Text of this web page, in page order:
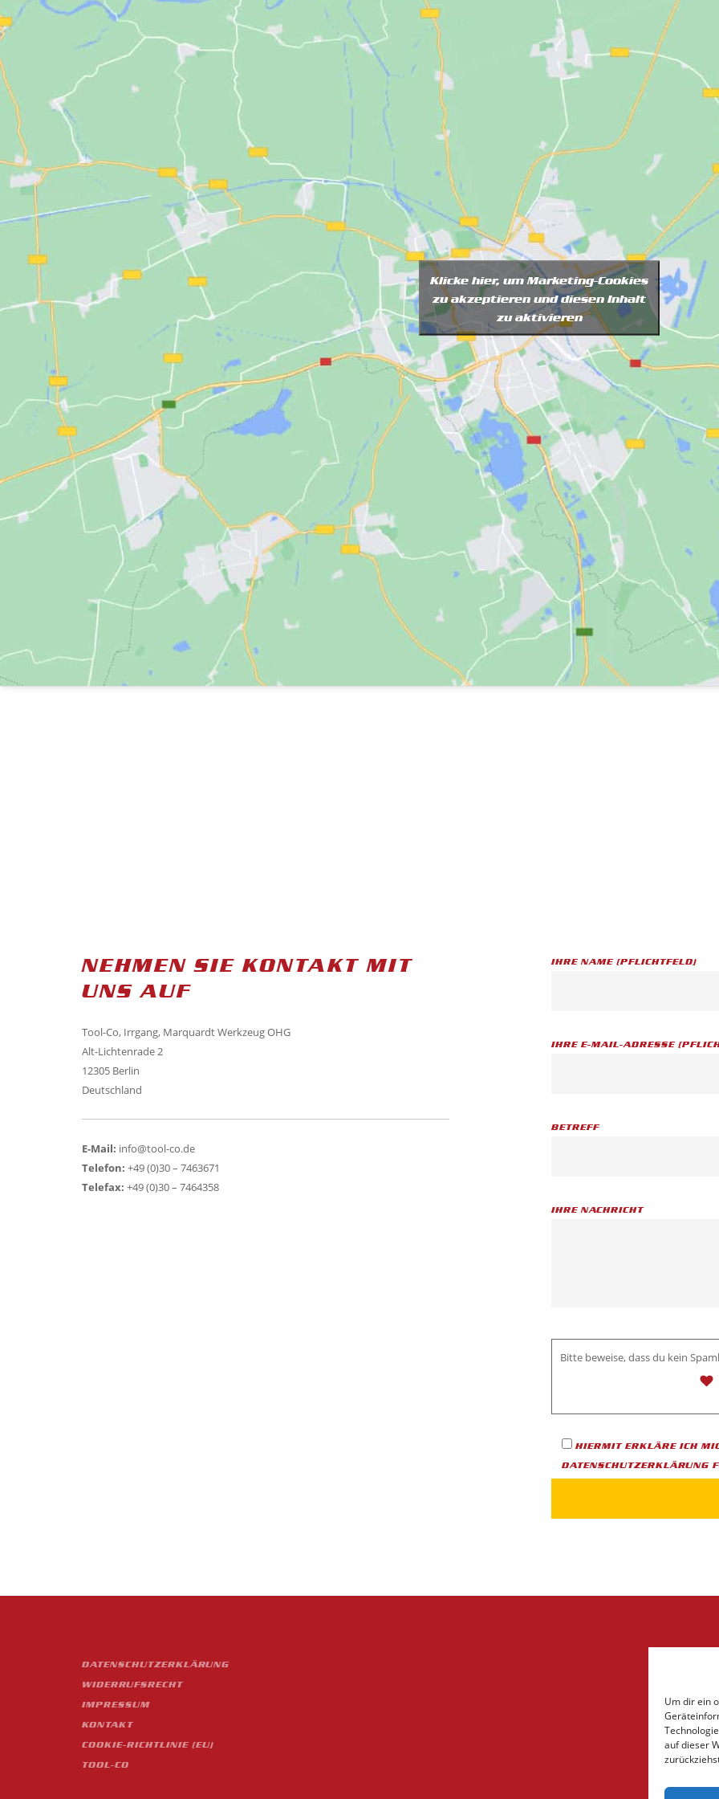
Um dir ein
auf dieser
Klicke hier, um Marketing-Cookies
zu akzeptieren und diesen Inhalt
zu aktivieren
NEHMEN SIE KONTAKT MIT
UNS AUF
Tool-Co, Irrgang, Marquardt Werkzeug OHG
Alt-Lichtenrade 2
12305 Berlin
Deutschland
E-Mail: info@tool-co.de
Telefon: +49 (0)30 – 7463671
Telefax: +49 (0)30 – 7464358
IHRE NAME (PFLICHTFELD)
IHRE E-MAIL-ADRESSE
BETREFF
IHRE NACHRICHT
Bitte beweise, dass du kein
HIERMIT ERKLÄRE ICH
DATENSCHUTZERKLÄRUNG
DATENSCHUTZERKLÄRUNG
WIDERRUFSRECHT
IMPRESSUM
KONTAKT
COOKIE-RICHTLINIE (EU)
TOOL-CO